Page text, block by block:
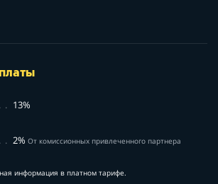
13%
2%От комиссионных привлеченного партнера
информация в платном тарифе.